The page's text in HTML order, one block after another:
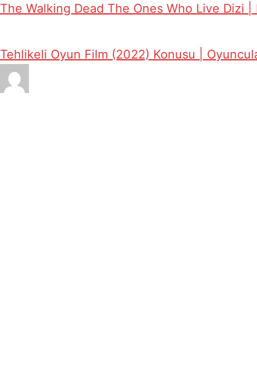
The Walking Dead The Ones Who Live Dizi |
Tehlikeli Oyun Film (2022) Konusu |